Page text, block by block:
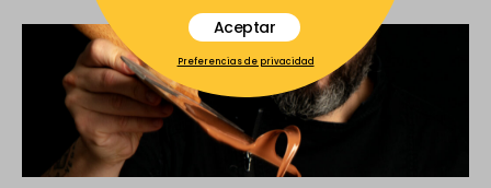
Preferencias de privacidad
Aceptar